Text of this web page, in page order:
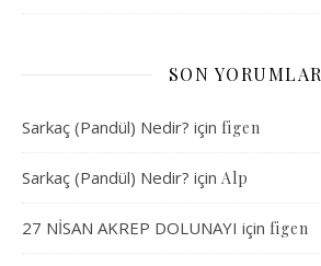
SON YORUMLAR
Sarkaç (Pandül) Nedir? için figen
Sarkaç (Pandül) Nedir? için Alp
27 NİSAN AKREP DOLUNAYI için figen